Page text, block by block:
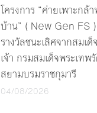
โครงการ “ค่ายเพาะกล้
บ้าน” ( New Gen FS
รางวัลชนะเลิศจากสมเ
เจ้า กรมสมเด็จพระเทพ
สยามบรมราชกุมารี
04/08/2026